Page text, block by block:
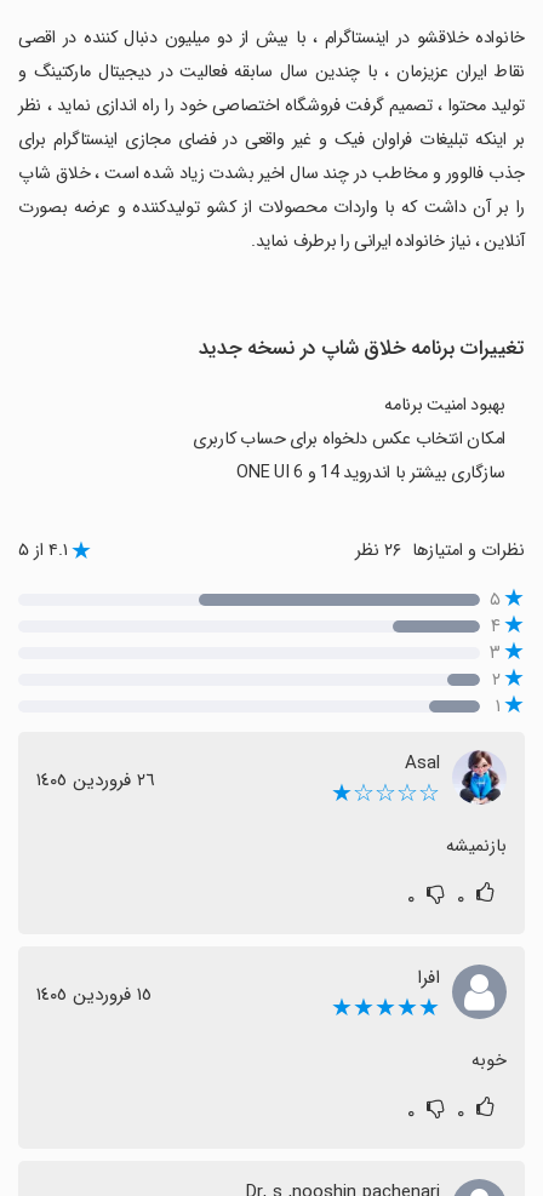
خانواده خلاقشو در اینستاگرام ، با بیش از دو میلیون دنبال کننده در اقصی
نقاط ایران عزیزمان ، با چندین سال سابقه فعالیت در دیجیتال مارکتینگ و
تولید محتوا ، تصمیم گرفت فروشگاه اختصاصی خود را راه اندازی نماید ، نظر
بر اینکه تبلیغات فراوان فیک و غیر واقعی در فضای مجازی اینستاگرام برای
جذب فالوور و مخاطب در چند سال اخیر بشدت زیاد شده است ، خلاق شاپ
را بر آن داشت که با واردات محصولات از کشو تولیدکننده و عرضه بصورت
آنلاین ، نیاز خانواده ایرانی را برطرف نماید.
تغییرات برنامه خلاق شاپ در نسخه جدید
بهبود امنیت برنامه
امکان انتخاب عکس دلخواه برای حساب کاربری
سازگاری بیشتر با اندروید 14 و ONE UI 6
نظرات و امتیازها ۴.۱ از ۵
۵
۴
۳
۲
۱
Asal
☆☆☆☆★ ٢٦ فروردین ١٤٠٥
بازنمیشه
۰ ۰
افرا
★★★★★ ١٥ فروردین ١٤٠٥
خوبه
۰ ۰